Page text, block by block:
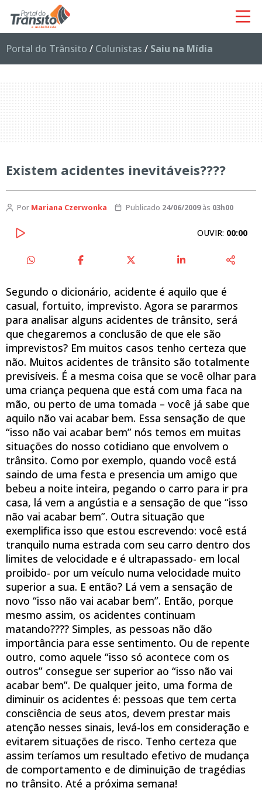
Portal do Trânsito / Colunistas / Saiu na Mídia
Existem acidentes inevitáveis????
Por Mariana Czerwonka Publicado 24/06/2009às 03h00
OUVIR: 00:00
Segundo o dicionário, acidente é aquilo que é
casual, fortuito, imprevisto. Agora se pararmos
para analisar alguns acidentes de trânsito, será
que chegaremos a conclusão de que ele são
imprevistos? Em muitos casos tenho certeza que
não. Muitos acidentes de trânsito são totalmente
previsíveis. É a mesma coisa que se você olhar para
uma criança pequena que está com uma faca na
mão, ou perto de uma tomada – você já sabe que
aquilo não vai acabar bem. Essa sensação de que
“isso não vai acabar bem” nós temos em muitas
situações do nosso cotidiano que envolvem o
trânsito. Como por exemplo, quando você está
saindo de uma festa e presencia um amigo que
bebeu a noite inteira, pegando o carro para ir pra
casa, lá vem a angústia e a sensação de que “isso
não vai acabar bem”. Outra situação que
exemplifica isso que estou escrevendo: você está
tranquilo numa estrada com seu carro dentro dos
limites de velocidade e é ultrapassado- em local
proibido- por um veículo numa velocidade muito
superior a sua. E então? Lá vem a sensação de
novo “isso não vai acabar bem”. Então, porque
mesmo assim, os acidentes continuam
matando???? Simples, as pessoas não dão
importância para esse sentimento. Ou de repente
outro, como aquele “isso só acontece com os
outros” consegue ser superior ao “isso não vai
acabar bem”. De qualquer jeito, uma forma de
diminuir os acidentes é: pessoas que tem certa
consciência de seus atos, devem prestar mais
atenção nesses sinais, levá-los em consideração e
evitarem situações de risco. Tenho certeza que
assim teríamos um resultado efetivo de mudança
de comportamento e de diminuição de tragédias
no trânsito. Até a próxima semana!